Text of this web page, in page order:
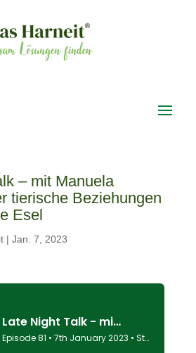
– mit Manuela
tierische Beziehungen
Esel
| Jan. 7, 2023